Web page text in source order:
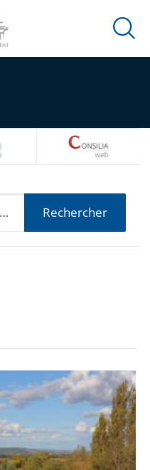
Ouvrir
ARIANEWEB
Rechercher